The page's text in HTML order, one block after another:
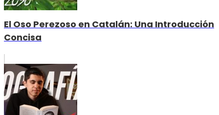
El Oso Perezoso en Catalán: Una Introducción
Concisa